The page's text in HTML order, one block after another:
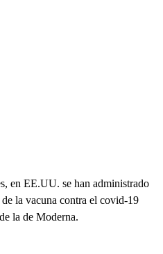
en EE.UU. se han administrado
la vacuna contra el covid-19
la de Moderna.